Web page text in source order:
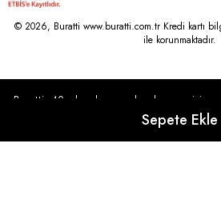
© 2026, Buratti www.buratti.com.tr Kredi kartı
ile korunmaktadır.
Buratti, 40 yılı aşkın perakende
illerinde 22 şubesi bulunan Çetin Family
kurulmuştur.